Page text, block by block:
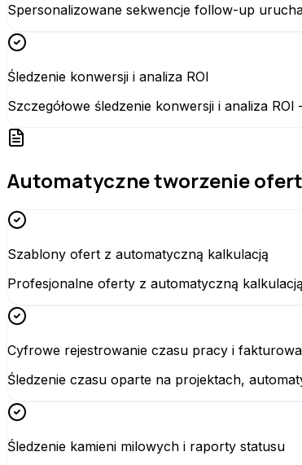
Spersonalizowane sekwencje follow-up
Śledzenie konwersji i analiza ROI
Szczegółowe śledzenie konwersji i analiza
Automatyczne tworzenie
Szablony ofert z automatyczną kalkulacją
Profesjonalne oferty z automatyczną
Cyfrowe rejestrowanie czasu pracy i
Śledzenie czasu oparte na projektach,
Śledzenie kamieni milowych i raporty statusu